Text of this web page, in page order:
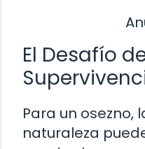
El Desafío
Para un osezno,
naturaleza